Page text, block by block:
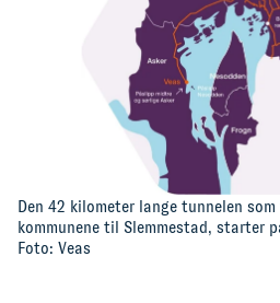
Den 42 kilometer lange tunnelen
kommunene til Slemmestad, starter
Foto: Veas